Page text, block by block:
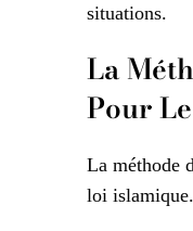
situations.
La
Pour
La méthode
loi